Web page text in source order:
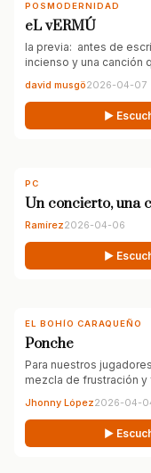
POSMODERNIDAD
eL vERMÚ
la previa: antes de
incienso y una canción
david musgö2026-04-07
▶
PC
Un concierto, una
Ramírez2026-04-06
▶
EL BOHÍO CARAQUEÑO
Ponche
Para nuestros
mezcla de frustración
Jhonny López2026-04-
▶